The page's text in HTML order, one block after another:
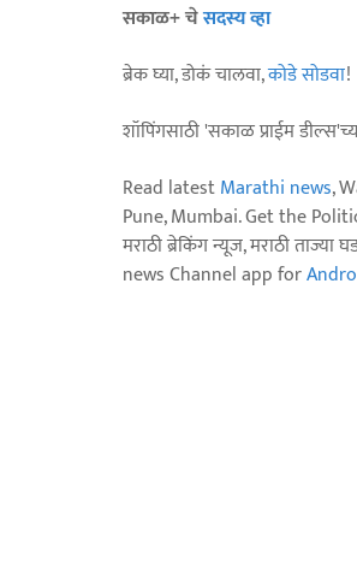
सकाळ+ चेसदस्य व्हा
ब्रेक घ्या, डोकं चालवा,कोडे सोडवा!
शॉपिंगसाठी 'सकाळ प्राईम
Read latestMarathi news,
Pune, Mumbai. Get the
मराठी ब्रेकिंग न्यूज, मराठी
news Channel app for